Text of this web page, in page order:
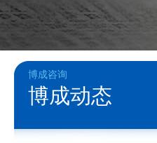
博成咨询
博成动态